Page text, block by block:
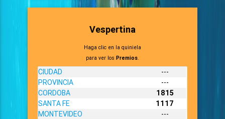
Vespertina
Haga clic en la quiniela
para ver los Premios.
CIUDAD
---
PROVINCIA
---
CORDOBA
1815
SANTA FE
1117
MONTEVIDEO
---